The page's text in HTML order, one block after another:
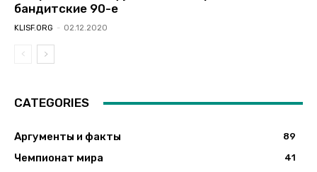
бандитские 90-е
KLISF.ORG - 02.12.2020
CATEGORIES
Аргументы и факты 89
Чемпионат мира 41